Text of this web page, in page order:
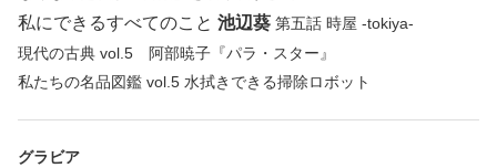
私にできるすべてのこと 池辺葵 第五話 時屋 -tokiya-
現代の古典 vol.5 阿部暁子『パラ・スター』
私たちの名品図鑑 vol.5 水拭きできる掃除ロボット
グラビア